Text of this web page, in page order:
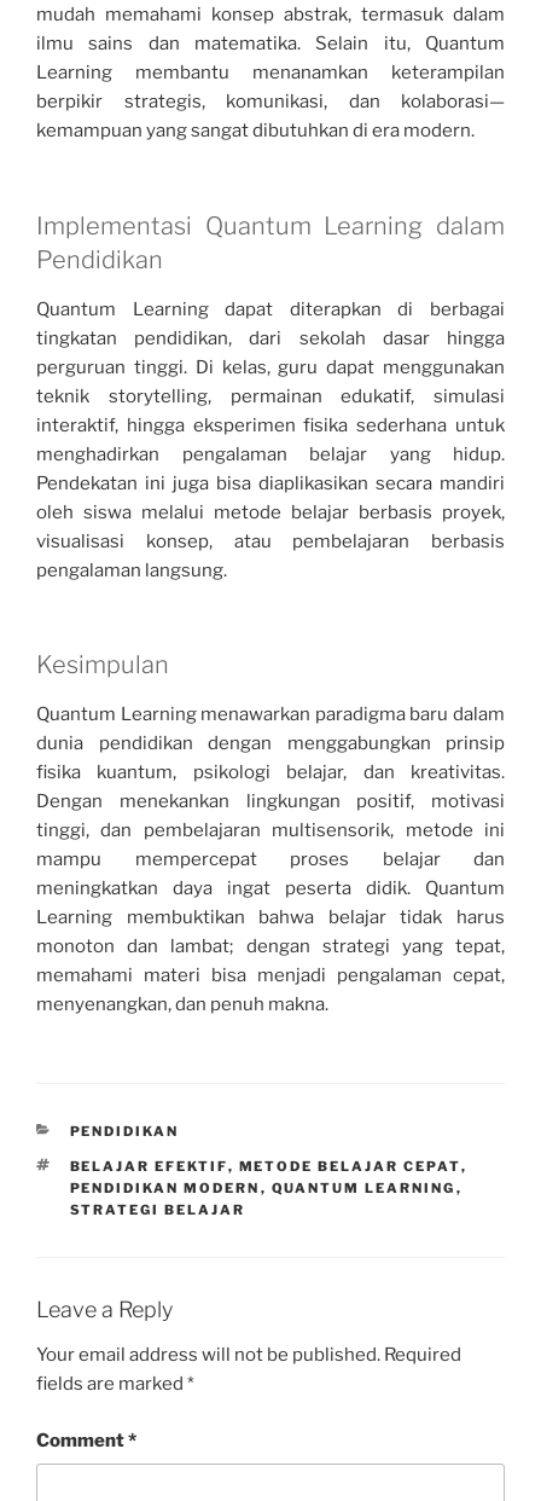
mudah memahami konsep abstrak, termasuk dalam
ilmu sains dan matematika. Selain itu, Quantum
Learning membantu menanamkan keterampilan
berpikir strategis, komunikasi, dan kolaborasi—
kemampuan yang sangat dibutuhkan di era modern.
Implementasi Quantum Learning dalam
Pendidikan
Quantum Learning dapat diterapkan di berbagai
tingkatan pendidikan, dari sekolah dasar hingga
perguruan tinggi. Di kelas, guru dapat menggunakan
teknik storytelling, permainan edukatif, simulasi
interaktif, hingga eksperimen fisika sederhana untuk
menghadirkan pengalaman belajar yang hidup.
Pendekatan ini juga bisa diaplikasikan secara mandiri
oleh siswa melalui metode belajar berbasis proyek,
visualisasi konsep, atau pembelajaran berbasis
pengalaman langsung.
Kesimpulan
Quantum Learning menawarkan paradigma baru dalam
dunia pendidikan dengan menggabungkan prinsip
fisika kuantum, psikologi belajar, dan kreativitas.
Dengan menekankan lingkungan positif, motivasi
tinggi, dan pembelajaran multisensorik, metode ini
mampu mempercepat proses belajar dan
meningkatkan daya ingat peserta didik. Quantum
Learning membuktikan bahwa belajar tidak harus
monoton dan lambat; dengan strategi yang tepat,
memahami materi bisa menjadi pengalaman cepat,
menyenangkan, dan penuh makna.
CATEGORIES
PENDIDIKAN
TAGS
BELAJAR EFEKTIF, METODE BELAJAR CEPAT,
PENDIDIKAN MODERN , QUANTUM LEARNING ,
STRATEGI BELAJAR
Leave a Reply
Your email address will not be published. Required
fields are marked *
Comment*